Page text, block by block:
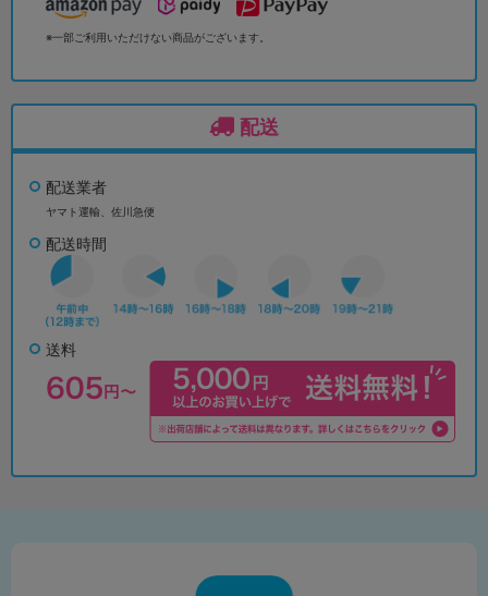
※一部ご利用いただけない商品がございます。
配送
配送業者
ヤマト運輸、佐川急便
配送時間
送料